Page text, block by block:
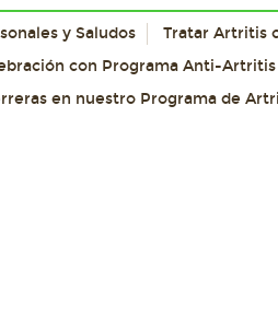
y Saludos Tratar Artritis
con Programa Anti-Artritis
en nuestro Programa de